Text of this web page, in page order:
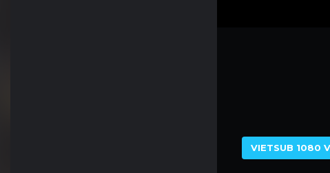
VIETSUB 1080